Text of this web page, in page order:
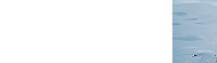
— Очень
когда
этих